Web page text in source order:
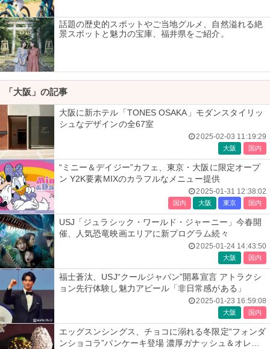
話題の歴史的スポットやご当地グルメ、自然溢れる絶
景スポットと魅力の宝庫、福井県をご紹介。
「大阪」の記事
大阪に新ホテル「TONES OSAKA」モダンスタイリッ
シュなデザインの全67室
2025-02-03 11:19:29
大阪 国内
“ミニー＆デイジー”カフェ、東京・大阪に限定オープ
ン Y2K要素MIXのカラフルなメニュー提供
2025-01-31 12:38:02
国内 大阪 東京 国内
USJ「ジュラシック・ワールド・ジャーニー」今春開
催、人気恐竜映画エリアに新プログラム続々
2025-01-24 14:43:50
大阪 国内
福士蒼汰、USJ“クールジャパン”開幕宣言 アトラクシ
ョン先行体験し魅力アピール「非日常感がある」
2025-01-23 16:59:08
大阪 国内
エッグスンシングス、チョコに溺れる冬限定“フォンダ
ンショコラ”パンケーキ登場 濃厚ガナッシュ＆オレン